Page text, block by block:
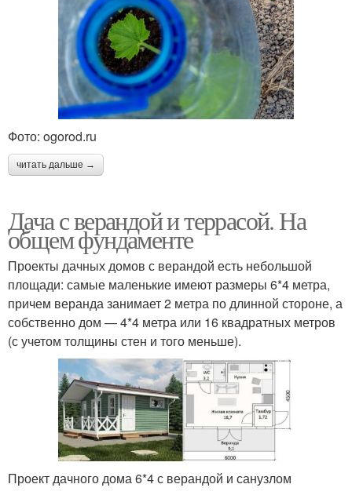
Фото: ogorod.ru
читать дальше →
Дача с верандой и террасой. На
общем фундаменте
Проекты дачных домов с верандой есть небольшой
площади: самые маленькие имеют размеры 6*4 метра,
причем веранда занимает 2 метра по длинной стороне, а
собственно дом — 4*4 метра или 16 квадратных метров
(с учетом толщины стен и того меньше).
Проект дачного дома 6*4 с верандой и санузлом